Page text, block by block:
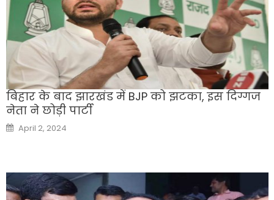
बिहार के बाद झारखंड में BJP को झटका, इस दिग्गज
नेता ने छोड़ी पार्टी
Posted
on
April 2, 2024